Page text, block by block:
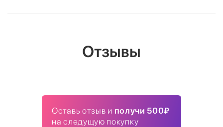
Отзывы
Оставь отзыв и получи 500₽
на следущую покупку